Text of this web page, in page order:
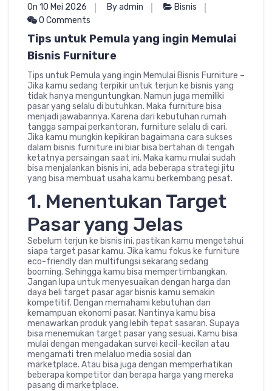
On 10 Mei 2026 By admin
Bisnis
0 Comments
Tips untuk Pemula yang ingin Memulai
Bisnis Furniture
Tips untuk Pemula yang ingin Memulai Bisnis Furniture –
Jika kamu sedang terpikir untuk terjun ke bisnis yang
tidak hanya menguntungkan. Namun juga memiliki
pasar yang selalu di butuhkan. Maka furniture bisa
menjadi jawabannya. Karena dari kebutuhan rumah
tangga sampai perkantoran, furniture selalu di cari.
Jika kamu mungkin kepikiran bagaimana cara sukses
dalam bisnis furniture ini biar bisa bertahan di tengah
ketatnya persaingan saat ini. Maka kamu mulai sudah
bisa menjalankan bisnis ini, ada beberapa strategi jitu
yang bisa membuat usaha kamu berkembang pesat.
1. Menentukan Target
Pasar yang Jelas
Sebelum terjun ke bisnis ini, pastikan kamu mengetahui
siapa target pasar kamu. Jika kamu fokus ke furniture
eco-friendly dan multifungsi sekarang sedang
booming. Sehingga kamu bisa mempertimbangkan.
Jangan lupa untuk menyesuaikan dengan harga dan
daya beli target pasar agar bisnis kamu semakin
kompetitif. Dengan memahami kebutuhan dan
kemampuan ekonomi pasar. Nantinya kamu bisa
menawarkan produk yang lebih tepat sasaran. Supaya
bisa menemukan target pasar yang sesuai. Kamu bisa
mulai dengan mengadakan survei kecil-kecilan atau
mengamati tren melaluo media sosial dan
marketplace. Atau bisa juga dengan memperhatikan
beberapa kompetitor dan berapa harga yang mereka
pasang di marketplace.